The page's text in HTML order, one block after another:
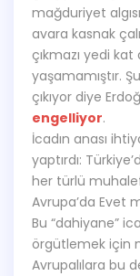
mağduriyet
avara kasnak
çıkmazı yedi
yaşamamıştır.
çıkıyor diye
engelliyor.
İcadın anası
yaptırdı:
her türlü
Avrupa’da Evet
Bu “dahiyane”
örgütlemek için
Avrupalılara bu